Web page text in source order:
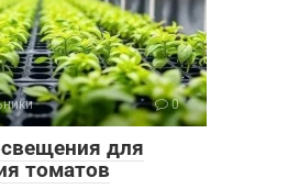
0
для
томатов